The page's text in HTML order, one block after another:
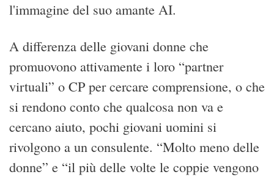
l'immagine del suo amante AI.
A differenza delle giovani donne che
promuovono attivamente i loro “partner
virtuali” o CP per cercare comprensione, o che
si rendono conto che qualcosa non va e
cercano aiuto, pochi giovani uomini si
rivolgono a un consulente. “Molto meno delle
donne” e “il più delle volte le coppie vengono